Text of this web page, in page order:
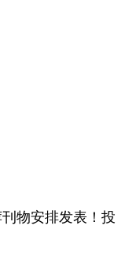
物安排发表！投